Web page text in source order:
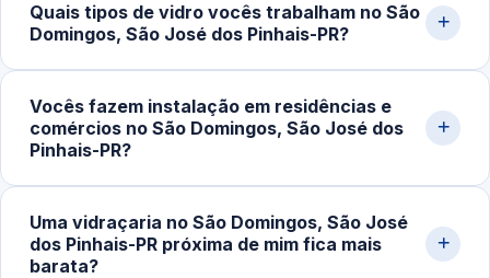
dimensões, espessura, acessórios e complexidade da
instalação. Box simples partem de cerca de R$400,00;
portas e fachadas podem ultrapassar R$2.500,00.
Solicite uma medição pelo WhatsApp para receber um
orçamento detalhado.
Quais tipos de vidro vocês trabalham no São
Domingos, São José dos Pinhais-PR?
jateado, refletivo, laminado e espelhos sob medida.
Atendemos espessuras de 6mm, 8mm, 10mm e 12mm
Vocês fazem instalação em residências e
comércios no São Domingos, São José dos
Pinhais-PR?
escritórios, restaurantes e obras em geral em São José
dos Pinhais‑PR. Fazemos medição, projeto, fabricação e
Uma vidraçaria no São Domingos, São José
dos Pinhais-PR próxima de mim fica mais
barata?